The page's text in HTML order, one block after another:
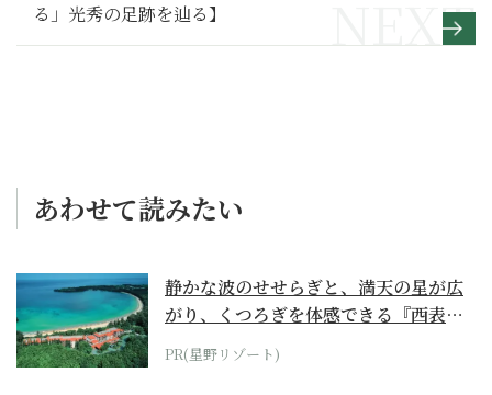
る」光秀の足跡を辿る】
あわせて読みたい
静かな波のせせらぎと、満天の星が広
がり、くつろぎを体感できる『西表島
ホテル by...
PR(星野リゾート)